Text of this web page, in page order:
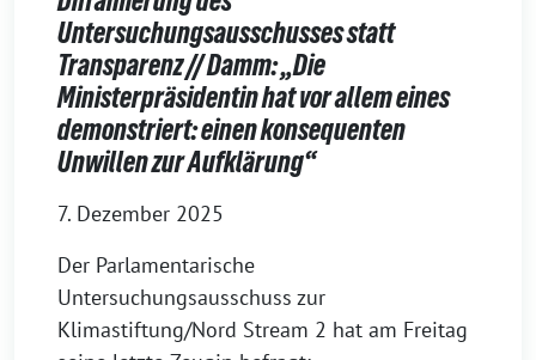
Untersuchungsausschusses statt
Transparenz // Damm: „Die
Ministerpräsidentin hat vor allem eines
demonstriert: einen konsequenten
Unwillen zur Aufklärung“
7. Dezember 2025
Der Parlamentarische
Untersuchungsausschuss zur
Klimastiftung/Nord Stream 2 hat am Freitag